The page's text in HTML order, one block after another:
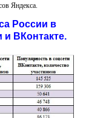
Яндекса.
России в
и ВКонтакте.